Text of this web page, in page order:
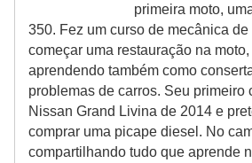
primeira moto,
350. Fez um curso de mecânica de
começar uma restauração na
aprendendo também como
problemas de carros. Seu primeiro
Nissan Grand Livina de 2014 e
comprar uma picape diesel. No
compartilhando tudo que aprende